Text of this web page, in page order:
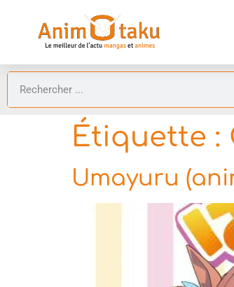
Étiquette :
Umayuru